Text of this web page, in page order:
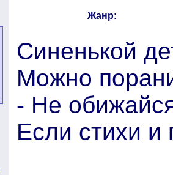
Жанр:
Синенькой
Можно
- Не
Если стихи